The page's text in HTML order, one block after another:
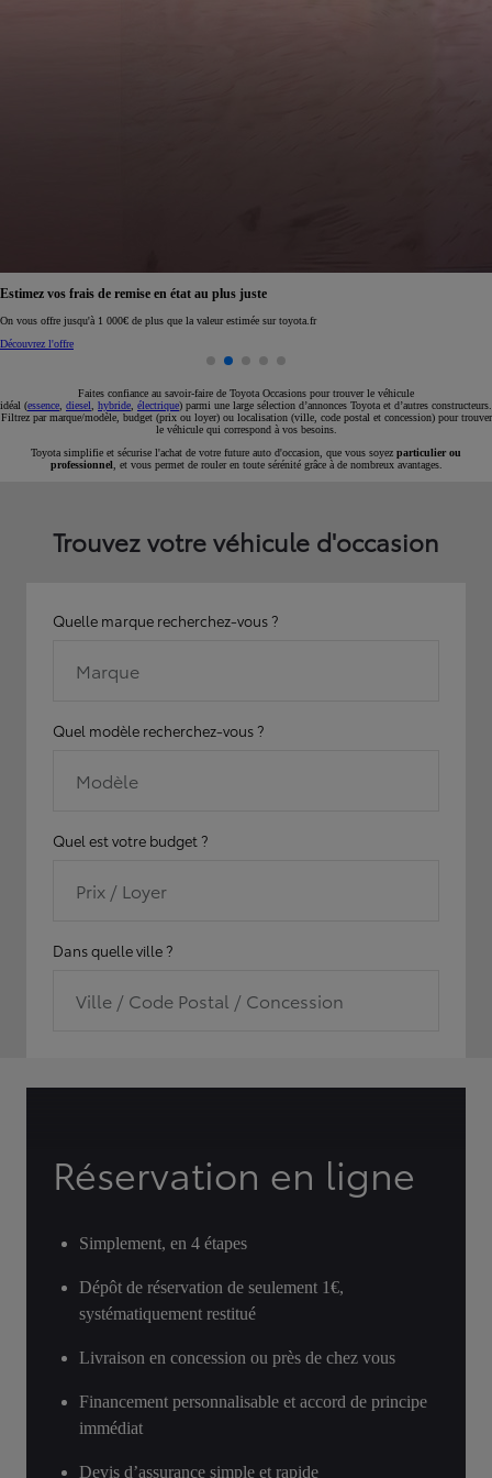
Réservez en ligne votre occasion pour 1€ seulement
Réservez en ligne
Faites confiance au savoir-faire de Toyota Occasions pour trouver le véhicule
idéal (essence diesel hybride électrique) parmi une large sélection d’annonces Toyota et d’autres constructeurs.
Filtrez par marque/modèle, budget (prix ou loyer) ou localisation (ville, code postal et concession) pour trouver
le véhicule qui correspond à vos besoins.
Toyota simplifie et sécurise l'achat de votre future auto d'occasion, que vous soyez particulier ou
professionnel , et vous permet de rouler en toute sérénité grâce à de nombreux avantages.
Trouvez votre véhicule d'occasion
Quelle marque recherchez-vous ?
Marque
Quel modèle recherchez-vous ?
Modèle
Quel est votre budget ?
Prix / Loyer
Dans quelle ville ?
Ville / Code Postal / Concession
Réservation en ligne
Simplement, en 4 étapes
Dépôt de réservation de seulement 1€,
systématiquement restitué
Livraison en concession ou près de chez vous
Financement personnalisable et accord de principe
immédiat
Devis d’assurance simple et rapide